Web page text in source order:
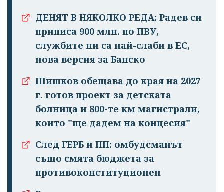
Успешно
профила си!
ДЕНЯТ В НЯКОЛКО РЕДА: Радев си
приписа 900 млн. по ПВУ,
службите ни са най-слаби в ЕС,
нова версия за Банско
Шишков обещава до края на 2027
г. готов проект за детската
болница и 800-те км магистрали,
които "ще дадем на концесия"
След ГЕРБ и ПП: омбудсманът
също смята бюджета за
противоконституционен